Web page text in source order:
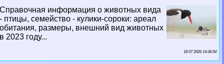
Справочная информация о животных вида
- птицы, семейство - кулики-сороки: ареал
обитания, размеры, внешний вид животных
в 2023 году...
18 07 2026 14:36:54